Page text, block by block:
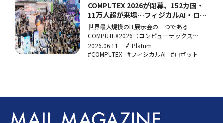
COMPUTEX 2026が閉幕、152カ国・
11万人超が来場…フィジカルAI・ロボ
ティクスに注目集まる
世界最大規模のIT展示会の一つである
COMPUTEX2026（コンピューテックス
2026）が5日に閉幕した。「AITogether」を
テーマに掲げた今年のイベントは、AIコンピ
2026.06.11
Platum
#COMPUTEX #フィジカルAI #ロボット